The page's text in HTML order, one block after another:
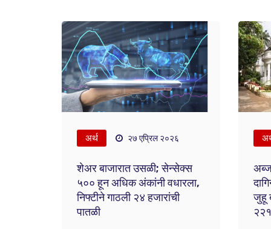
अर्थ २७ एप्रिल २०२६
शेअर बाजारात उसळी; सेन्सेक्स
५०० हून अधिक अंकांनी वधारला,
निफ्टीने गाठली २४ हजारांची
पातळी
जुहू